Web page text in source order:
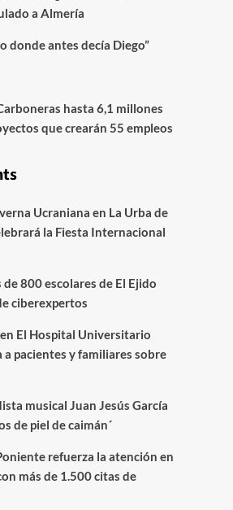
a Almería
donde antes decía Diego”
hasta 6,1 millones
que crearán 55 empleos
Ucraniana en La Urba de
la Fiesta Internacional
de 800 escolares de El Ejido
ciberexpertos
El Hospital Universitario
pacientes y familiares sobre
musical Juan Jesús García
de piel de caimán´
refuerza la atención en
más de 1.500 citas de